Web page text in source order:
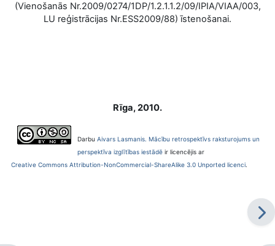
(Vienošanās Nr.2009/0274/1DP/1.2.1.1.2/09/IPIA/VIAA/003,
LU reģistrācijas Nr.ESS2009/88) īstenošanai.
Rīga, 2010.
Darbu Aivars Lasmanis. Mācību retrospektīvs raksturojums un
perspektīva izglītības iestādē ir licencējis ar
Creative Commons Attribution-NonCommercial-ShareAlike 3.0 Unported licenci.